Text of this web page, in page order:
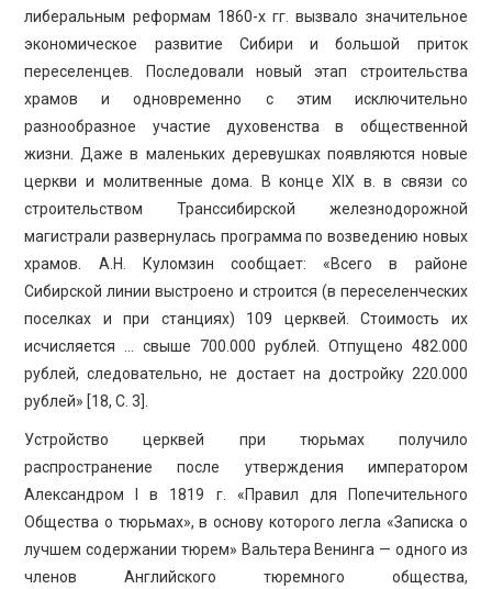
либеральным реформам 1860-х гг. вызвало значительное
экономическое развитие Сибири и большой приток
переселенцев. Последовали новый этап строительства
храмов и одновременно с этим исключительно
разнообразное участие духовенства в общественной
жизни. Даже в маленьких деревушках появляются новые
церкви и молитвенные дома. В конце XIX в. в связи со
строительством Транссибирской железнодорожной
магистрали развернулась программа по возведению новых
храмов. А.Н. Куломзин сообщает: «Всего в районе
Сибирской линии выстроено и строится (в переселенческих
поселках и при станциях) 109 церквей. Стоимость их
исчисляется … свыше 700.000 рублей. Отпущено 482.000
рублей, следовательно, не достает на достройку 220.000
рублей» [18, С. 3].
Устройство церквей при тюрьмах получило
распространение после утверждения императором
Александром I в 1819 г. «Правил для Попечительного
Общества о тюрьмах», в основу которого легла «Записка о
лучшем содержании тюрем» Вальтера Венинга — одного из
членов Английского тюремного общества,